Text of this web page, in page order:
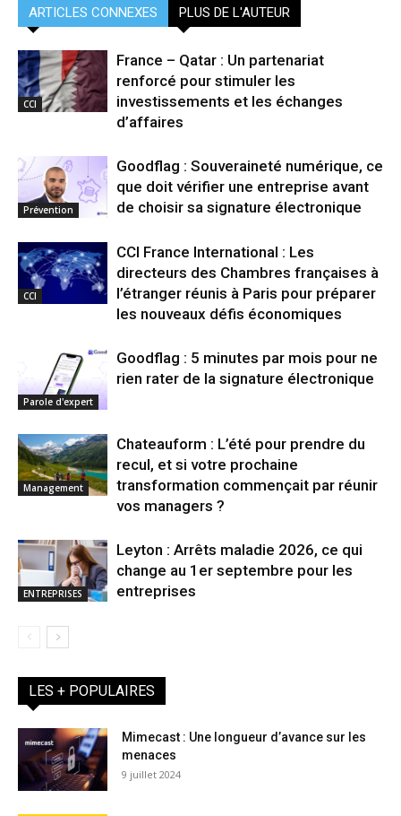
ARTICLES CONNEXES PLUS DE L'AUTEUR
CCI
France – Qatar : Un partenariat
renforcé pour stimuler les
investissements et les échanges
d’affaires
Prévention
Goodflag : Souveraineté numérique, ce
que doit vérifier une entreprise avant
de choisir sa signature électronique
CCI
CCI France International : Les
directeurs des Chambres françaises à
l’étranger réunis à Paris pour préparer
les nouveaux défis économiques
Parole d'expert
Goodflag : 5 minutes par mois pour ne
rien rater de la signature électronique
Management
Chateauform : L’été pour prendre du
recul, et si votre prochaine
transformation commençait par réunir
vos managers ?
ENTREPRISES
Leyton : Arrêts maladie 2026, ce qui
change au 1er septembre pour les
entreprises
LES + POPULAIRES
Mimecast : Une longueur d’avance sur les
menaces
9 juillet 2024